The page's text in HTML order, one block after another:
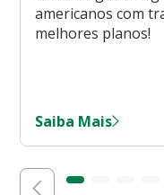
americanos com
melhores planos!
Saiba Mais